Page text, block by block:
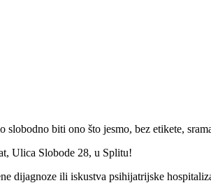
biti ono što jesmo, bez etikete,
Ulica Slobode 28, u Splitu!
dijagnoze ili iskustva psihijatrijske